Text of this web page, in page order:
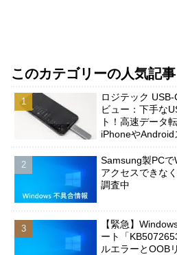
このカテゴリーの人気記事
ロジテック
ビュー：下手な
ト！高速データ
iPhoneやAndroid
Samsung製PC
アクセスできな
調査中
【緊急】
ート「
ルエラーとOOB